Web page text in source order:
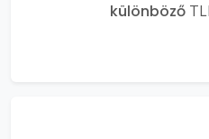
különböző